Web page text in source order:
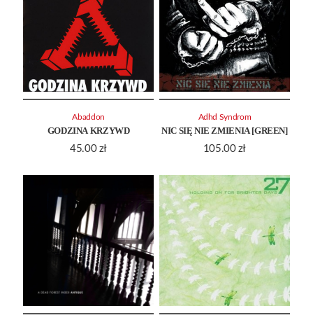
GODZINA KRZYWD
45.00 zł
Abaddon
NIC SIĘ NIE ZMIENIA [GREEN]
105.00 zł
Adhd Syndrom